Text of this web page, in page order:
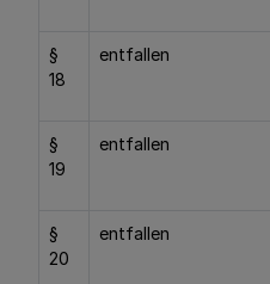
§
18
entfallen
§
19
entfallen
§
20
entfallen